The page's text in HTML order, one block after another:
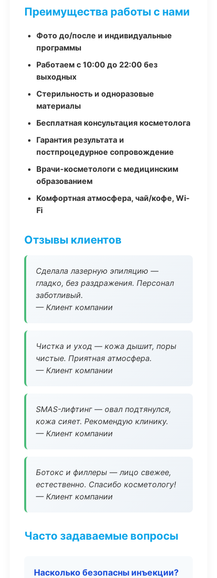
Преимущества работы с нами
Фото до/после и индивидуальные
программы
Работаем с 10:00 до 22:00 без
выходных
Стерильность и одноразовые
материалы
Бесплатная консультация косметолога
Гарантия результата и
постпроцедурное сопровождение
Врачи-косметологи с медицинским
образованием
Комфортная атмосфера, чай/кофе, Wi-
Fi
Отзывы клиентов
Сделала лазерную эпиляцию —
гладко, без раздражения. Персонал
заботливый.
— Клиент компании
Чистка и уход — кожа дышит, поры
чистые. Приятная атмосфера.
— Клиент компании
SMAS-лифтинг — овал подтянулся,
кожа сияет. Рекомендую клинику.
— Клиент компании
Ботокс и филлеры — лицо свежее,
естественно. Спасибо косметологу!
— Клиент компании
Часто задаваемые вопросы
Насколько безопасны инъекции?